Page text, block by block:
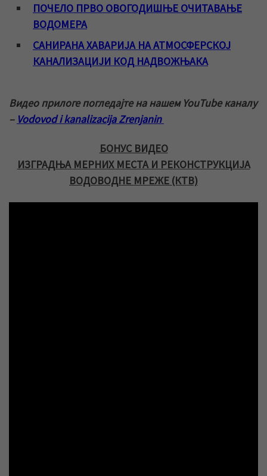
ПОЧЕЛО ПРВО ОВОГОДИШЊЕ ОЧИТАВАЊЕ
ВОДОМЕРА
САНИРАНА ХАВАРИЈА НА АТМОСФЕРСКОЈ
КАНАЛИЗАЦИЈИ КОД НАДВОЖЊАКА
Видео прилоге погледајте на нашем YouTube каналу
– Vodovod i kanalizacija Zrenjanin
БОНУС ВИДЕО
ИЗГРАДЊА МЕРНИХ МЕСТА И РЕКОНСТРУКЦИЈА
ВОДОВОДНЕ МРЕЖЕ (КТВ)